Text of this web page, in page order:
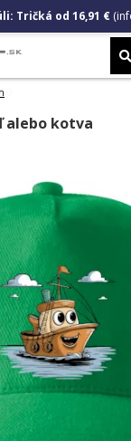
Tričká od 16,91 €
alebo kotva